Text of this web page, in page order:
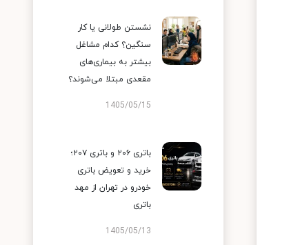
نشستن طولانی یا کار
سنگین؟ کدام مشاغل
بیشتر به بیماری‌های
مقعدی مبتلا می‌شوند؟
1405/05/15
باتری ۲۰۶ و باتری ۲۰۷؛
خرید و تعویض باتری
خودرو در تهران از مهد
باتری
1405/05/13